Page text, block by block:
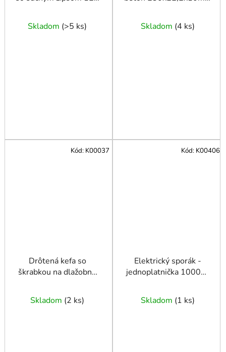
Skladom (>5 ks)
Skladom (4 ks)
Drôtená kefa so
škrabkou na dlažobné
Skladom (2 ks)
Kód: K00037
Elektrický sporák -
jednoplatnička 1000W
Skladom (1 ks)
Kód: K00406